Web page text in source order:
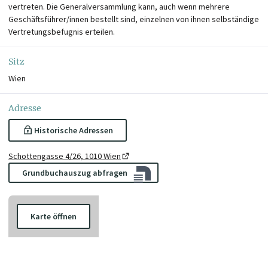
vertreten. Die Generalversammlung kann, auch wenn mehrere
Geschäftsführer/innen bestellt sind, einzelnen von ihnen selbständige
Vertretungsbefugnis erteilen.
Sitz
Wien
Adresse
Historische Adressen
Schottengasse 4/26, 1010 Wien
Grundbuchauszug abfragen
Karte öffnen